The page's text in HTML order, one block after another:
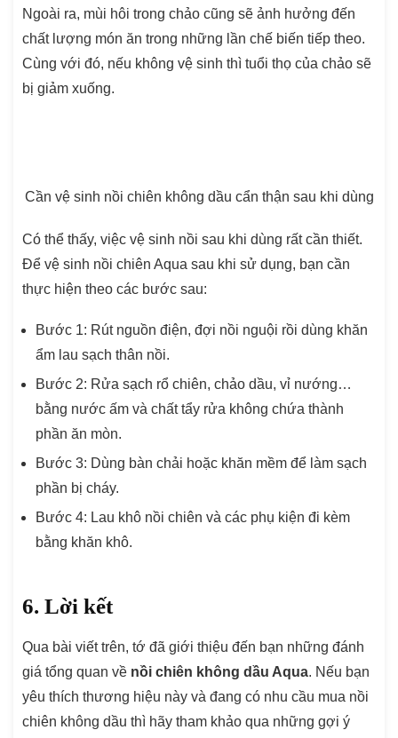
Ngoài ra, mùi hôi trong chảo cũng sẽ ảnh hưởng đến
chất lượng món ăn trong những lần chế biến tiếp theo.
Cùng với đó, nếu không vệ sinh thì tuổi thọ của chảo sẽ
bị giảm xuống.
Cần vệ sinh nồi chiên không dầu cẩn thận sau khi dùng
Có thể thấy, việc vệ sinh nồi sau khi dùng rất cần thiết.
Để vệ sinh nồi chiên Aqua sau khi sử dụng, bạn cần
thực hiện theo các bước sau:
Bước 1: Rút nguồn điện, đợi nồi nguội rồi dùng khăn
ẩm lau sạch thân nồi.
Bước 2: Rửa sạch rổ chiên, chảo dầu, vỉ nướng…
bằng nước ấm và chất tẩy rửa không chứa thành
phần ăn mòn.
Bước 3: Dùng bàn chải hoặc khăn mềm để làm sạch
phần bị cháy.
Bước 4: Lau khô nồi chiên và các phụ kiện đi kèm
bằng khăn khô.
6. Lời kết
Qua bài viết trên, tớ đã giới thiệu đến bạn những đánh
giá tổng quan về nồi chiên không dầu Aqua. Nếu bạn
yêu thích thương hiệu này và đang có nhu cầu mua nồi
chiên không dầu thì hãy tham khảo qua những gợi ý